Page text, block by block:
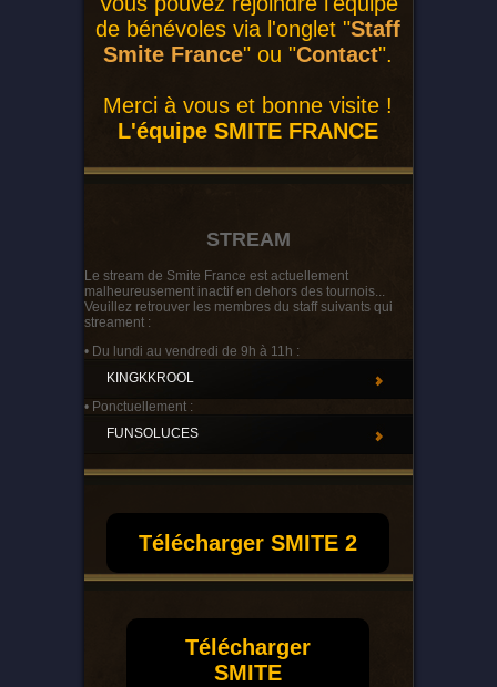
de bénévoles via l'onglet "Staff
Smite France" ou "Contact".
Merci à vous et bonne visite !
L'équipe SMITE FRANCE
STREAM
Le stream de Smite France est actuellement
malheureusement inactif en dehors des tournois...
Veuillez retrouver les membres du staff suivants qui
streament :
• Du lundi au vendredi de 9h à 11h :
KINGKKROOL
• Ponctuellement :
FUNSOLUCES
Télécharger SMITE 2
Télécharger
SMITE